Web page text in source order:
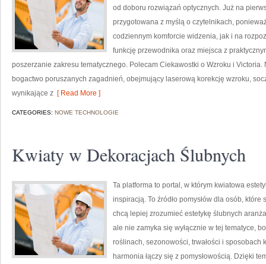
od doboru rozwiązań optycznych. Już na
przygotowana z myślą o czytelnikach,
codziennym komforcie widzenia, jak i na
funkcję przewodnika oraz miejsca z
poszerzanie zakresu tematycznego. Polecam Ciekawostki o Wzroku i
bogactwo poruszanych zagadnień, obejmujący laserową korekcję wzroku,
wynikające z [ Read More ]
CATEGORIES: NOWE TECHNOLOGIE
Kwiaty w Dekoracjach Ślubnych
Ta platforma to portal, w którym kwiatowa
inspiracją. To źródło pomysłów dla osób,
chcą lepiej zrozumieć estetykę ślubnych
ale nie zamyka się wyłącznie w tej tematyce,
roślinach, sezonowości, trwałości i
harmonia łączy się z pomysłowością. Dzięki